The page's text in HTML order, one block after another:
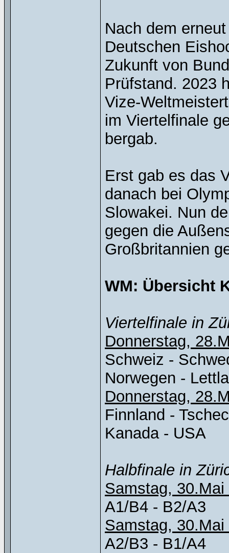
Nach dem
Deutschen
Zukunft von
Prüfstand. 2023
Vize-
im Viertelfinale
bergab.
Erst gab es das
danach bei
Slowakei. Nun
gegen die
Großbritannien
WM: Übersicht
Viertelfinale in
Donnerstag,
Schweiz -
Norwegen -
Donnerstag,
Finnland -
Kanada - USA
Halbfinale in
Samstag,
A1/B4 - B2/A3
Samstag,
A2/B3 - B1/A4